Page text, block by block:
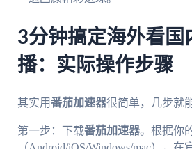
3分钟搞定海外看国
播：实际操作步骤
其实用番茄加速器很简单，几步就
第一步：下载番茄加速器。根据你